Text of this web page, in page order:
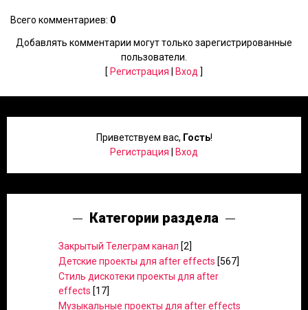
Всего комментариев: 0
Добавлять комментарии могут только зарегистрированные
пользователи.
[ Регистрация Вход ]
Приветствуем вас, Гость!
Регистрация
Вход
Категории раздела
Закрытый Телеграм канал [2]
Детские проекты для after effects [567]
Стиль дискотеки проекты для after
effects [17]
Музыкальные проекты для after effects